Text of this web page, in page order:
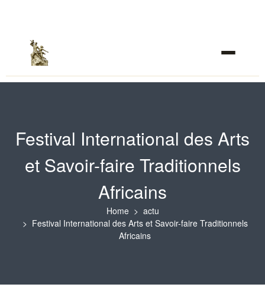
Festival International des Arts
et Savoir-faire Traditionnels
Africains
Home
actu
Festival International des Arts et Savoir-faire Traditionnels
Africains